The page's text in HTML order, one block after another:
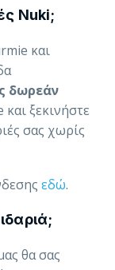
Nuki;
και
δωρεάν
ξεκινήστε
σας χωρίς
εδώ.
θα σας